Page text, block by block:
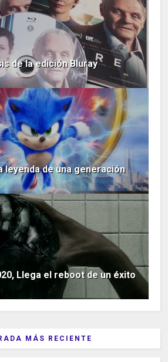
de la edición Bluray
leyenda de una generación
Llega el reboot de un éxito
MÁS RECIENTE